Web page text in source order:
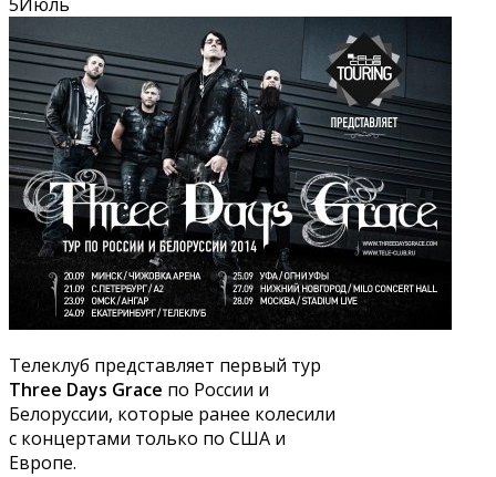
Телеклуб представляет первый тур
Three Days Grace по России и
Белоруссии, которые ранее колесили
с концертами только по США и
Европе.